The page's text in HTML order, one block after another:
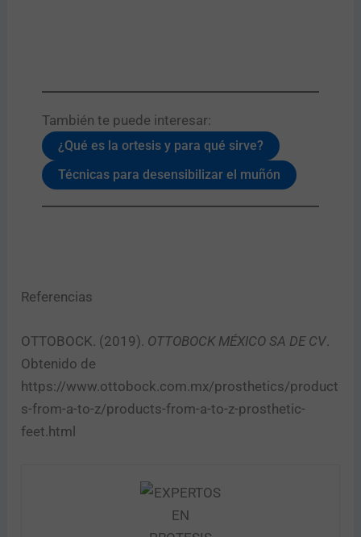
También te puede interesar:​
¿Qué es la ortesis y para qué sirve?
Técnicas para desensibilizar el muñón
Referencias
OTTOBOCK. (2019). OTTOBOCK MÉXICO SA DE CV.
Obtenido de
https://www.ottobock.com.mx/prosthetics/product
s-from-a-to-z/products-from-a-to-z-prosthetic-
feet.html